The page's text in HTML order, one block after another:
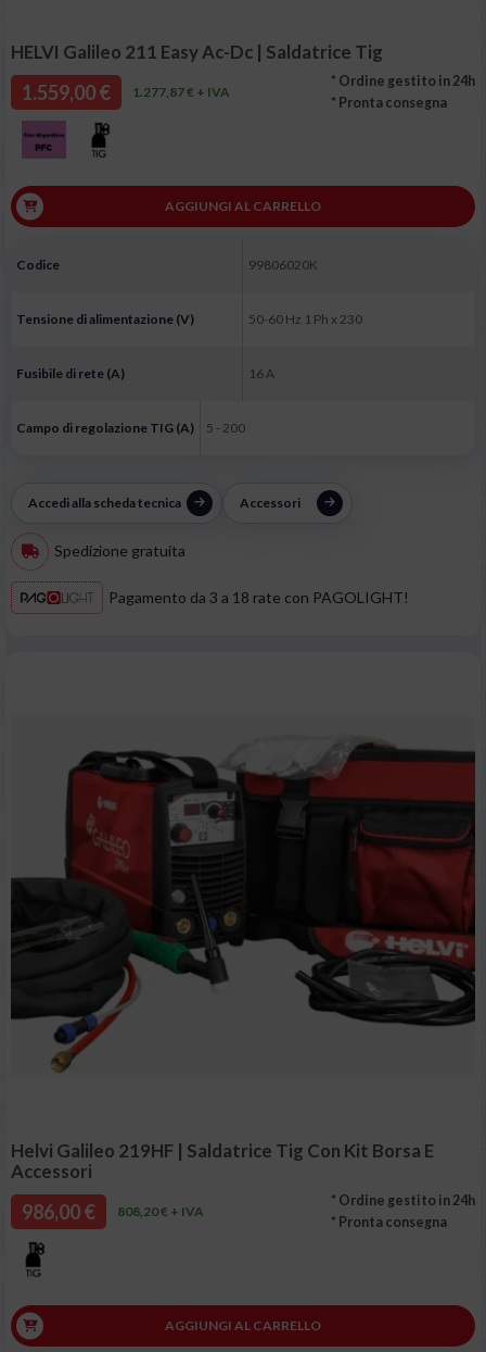
HELVI Galileo 211 Easy Ac-Dc | Saldatrice Tig
1.559,00 € 1.277,87 € + IVA
* Ordine gestito in 24h
* Pronta consegna
AGGIUNGI AL CARRELLO
Codice 99806020K
Tensione di alimentazione (V) 50-60 Hz 1 Ph x 230
Fusibile di rete (A) 16 A
Campo di regolazione TIG (A) 5 - 200
Accedi alla scheda tecnica Accessori
Spedizione gratuita
Pagamento da 3 a 18 rate con PAGOLIGHT!
Helvi Galileo 219HF | Saldatrice Tig Con Kit Borsa E
Accessori
986,00 € 808,20 € + IVA
* Ordine gestito in 24h
* Pronta consegna
AGGIUNGI AL CARRELLO